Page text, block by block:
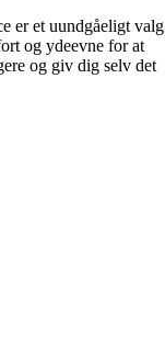
er et uundgåeligt valg
og ydeevne for at
og giv dig selv det